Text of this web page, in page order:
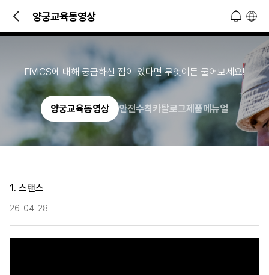
빠른 문의 및 소식 접하기!
오늘 하루 열지 않기
양궁교육동영상
FIVICS에 대해 궁금하신 점이 있다면 무엇이든 물어보세요!
양궁교육동영상 안전수칙카탈로그제품메뉴얼
1. 스탠스
26-04-28